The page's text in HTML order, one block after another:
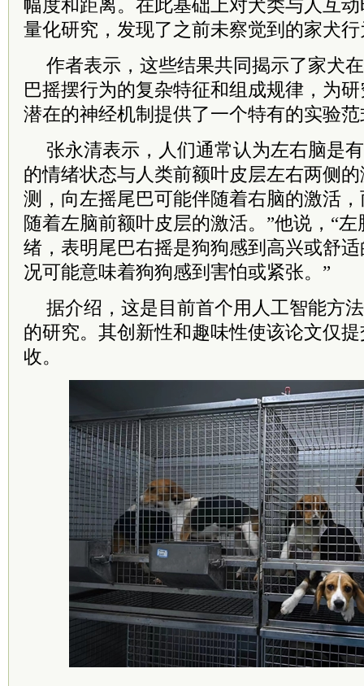
幅度和距离。在此基础上对犬类与人互
量化研究，发现了之前未察觉到的家犬
作者表示，这些结果共同揭示了家犬
巴摇摆行为的复杂特征和组成规律，为
潜在的神经机制提供了一个特有的实验
张永清表示，人们通常认为左右脑是
的情绪状态与人类前额叶皮层左右两侧
测，向左摇尾巴可能伴随着右脑的激活
随着左脑前额叶皮层的激活。”他说，“
绪，表明尾巴右摇是狗狗感到高兴或舒
况可能意味着狗狗感到害怕或紧张。”
据介绍，这是目前首个用人工智能方
的研究。其创新性和趣味性使该论文仅
收。